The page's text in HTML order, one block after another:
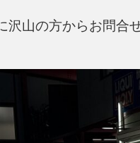
沢山の方からお問合